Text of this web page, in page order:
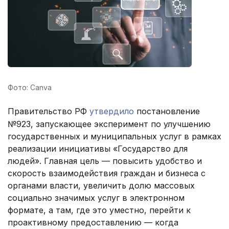
Фото: Canva
Правительство РФ утвердило постановление
№923, запускающее эксперимент по улучшению
государственных и муниципальных услуг в рамках
реализации инициативы «Государство для
людей». Главная цель — повысить удобство и
скорость взаимодействия граждан и бизнеса с
органами власти, увеличить долю массовых
социально значимых услуг в электронном
формате, а там, где это уместно, перейти к
проактивному предоставлению — когда